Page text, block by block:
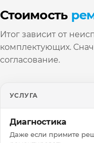
Стоимость
Итог зависит от
комплектующих.
согласование.
УСЛУГА
Диагностика
Даже если примите